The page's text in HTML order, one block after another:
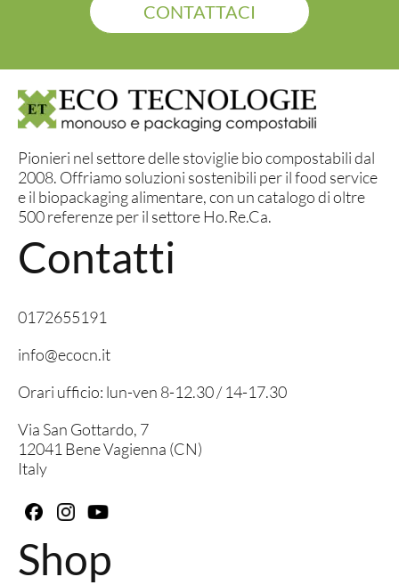
CONTATTACI
Pionieri nel settore delle stoviglie bio compostabili dal
2008. Offriamo soluzioni sostenibili per il food service
e il biopackaging alimentare, con un catalogo di oltre
500 referenze per il settore Ho.Re.Ca.
Contatti
0172655191
info@ecocn.it
Orari ufficio: lun-ven 8-12.30 / 14-17.30
Via San Gottardo, 7
12041 Bene Vagienna (CN)
Italy
Shop